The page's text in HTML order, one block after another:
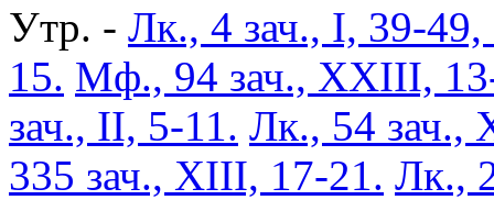
Утр. - Лк., 4 зач., I, 39-49,
15. Мф., 94 зач., XXIII,
зач., II, 5-11. Лк., 54 зач.,
335 зач., XIII, 17-21. Лк.,